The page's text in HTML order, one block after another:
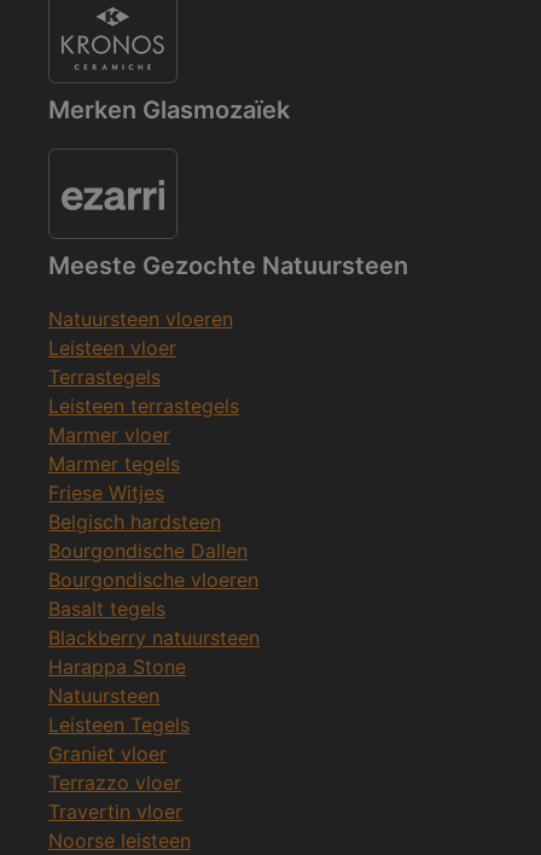
Merken Glasmozaïek
Meeste Gezochte Natuursteen
Natuursteen vloeren
Leisteen vloer
Terrastegels
Leisteen terrastegels
Marmer vloer
Marmer tegels
Friese Witjes
Belgisch hardsteen
Bourgondische Dallen
Bourgondische vloeren
Basalt tegels
Blackberry natuursteen
Harappa Stone
Natuursteen
Leisteen Tegels
Graniet vloer
Terrazzo vloer
Travertin vloer
Noorse leisteen